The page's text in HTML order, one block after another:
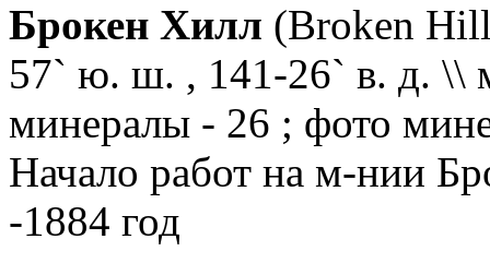
Брокен Хилл (Broken
57` ю. ш. , 141-26` в. д. \\
минералы - 26 ; фото
Начало работ на м-нии
-1884 год